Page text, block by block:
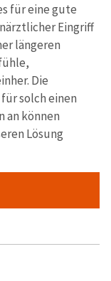
für eine gute
Eingriff
längeren
Die
solch einen
an können
Lösung